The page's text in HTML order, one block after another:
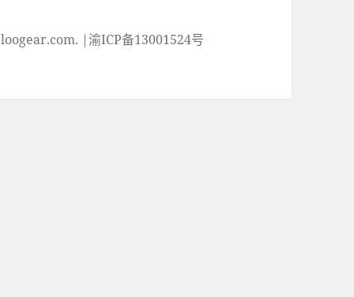
|渝ICP备13001524号